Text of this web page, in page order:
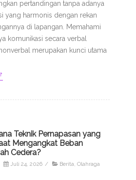
pertandingan tanpa adanya
yang harmonis dengan rekan
di lapangan. Memahami
komunikasi secara verbal
merupakan kunci utama
Teknik Pernapasan yang
Mengangkat Beban
Cedera?
Juli 24, 2026 / Berita, Olahraga